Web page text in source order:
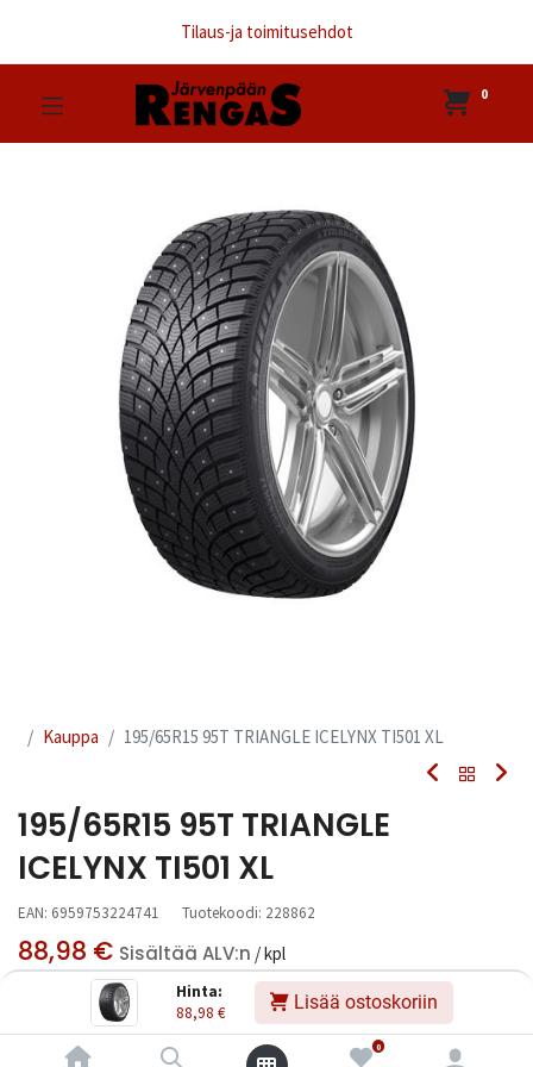
Hinta:
88,98 € Lisää ostoskoriin
0
Tilaus-ja toimitusehdot
0
Kauppa 195/65R15 95T TRIANGLE ICELYNX TI501 XL
195/65R15 95T TRIANGLE
ICELYNX TI501 XL
EAN: 6959753224741 Tuotekoodi: 228862
88,98 € Sisältää ALV:n / kpl
Toimittajilla (kotimaa):
Saatavilla
Toimitusaika:
3 arkipäivää